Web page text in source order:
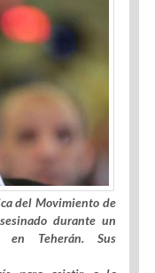
del Movimiento de
durante un
en Teherán. Sus